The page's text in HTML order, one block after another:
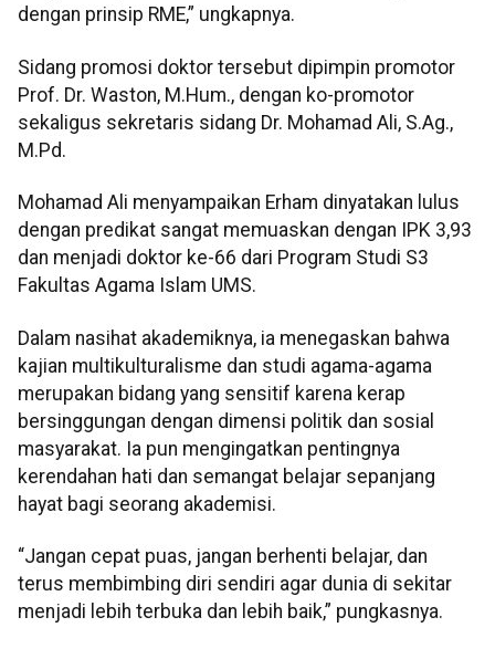
dengan prinsip RME,” ungkapnya.
Sidang promosi doktor tersebut dipimpin promotor
Prof. Dr. Waston, M.Hum., dengan ko-promotor
sekaligus sekretaris sidang Dr. Mohamad Ali, S.Ag.,
M.Pd.
Mohamad Ali menyampaikan Erham dinyatakan lulus
dengan predikat sangat memuaskan dengan IPK 3,93
dan menjadi doktor ke-66 dari Program Studi S3
Fakultas Agama Islam UMS.
Dalam nasihat akademiknya, ia menegaskan bahwa
kajian multikulturalisme dan studi agama-agama
merupakan bidang yang sensitif karena kerap
bersinggungan dengan dimensi politik dan sosial
masyarakat. Ia pun mengingatkan pentingnya
kerendahan hati dan semangat belajar sepanjang
hayat bagi seorang akademisi.
“Jangan cepat puas, jangan berhenti belajar, dan
terus membimbing diri sendiri agar dunia di sekitar
menjadi lebih terbuka dan lebih baik,” pungkasnya.